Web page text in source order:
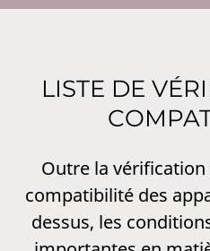
LISTE DE
Outre la
compatibilité des
dessus, les